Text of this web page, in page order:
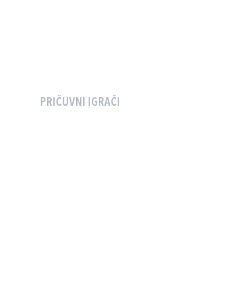
PRIČUVNI IGRAČI